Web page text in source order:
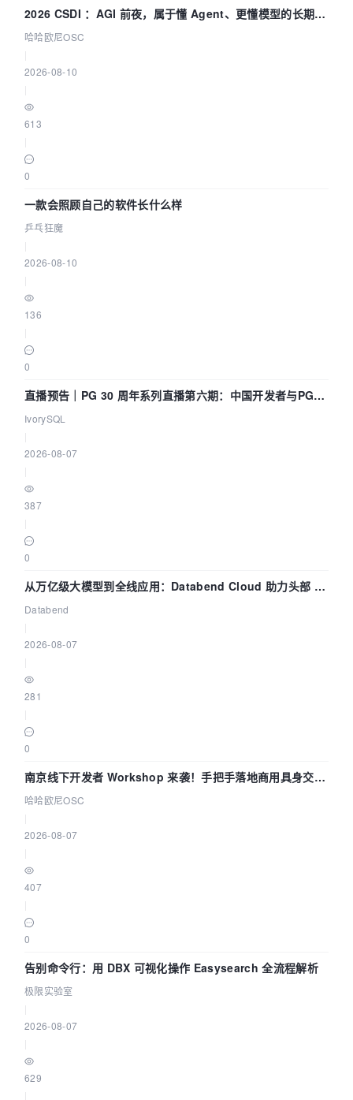
2026 CSDI ：AGI 前夜，属于懂 Agent、更懂模型的长期深
耕企业
哈哈欧尼OSC
2026-08-10
613
0
一款会照顾自己的软件长什么样
乒乓狂魔
2026-08-10
136
0
直播预告｜PG 30 周年系列直播第六期：中国开发者与PG内
核——我们改得动吗？我们贡献了什么？
IvorySQL
2026-08-07
387
0
从万亿级大模型到全线应用：Databend Cloud 助力头部 AI
企业构建全链路 Trace 数据管道
Databend
2026-08-07
281
0
南京线下开发者 Workshop 来袭！手把手落地商用具身交互
智能 Agent 应用
哈哈欧尼OSC
2026-08-07
407
0
告别命令行：用 DBX 可视化操作 Easysearch 全流程解析
极限实验室
2026-08-07
629